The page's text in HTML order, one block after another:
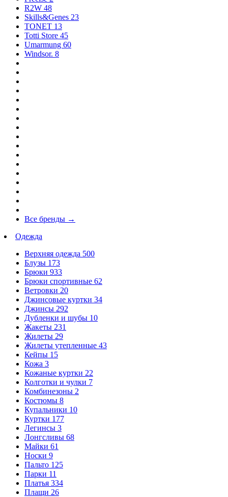
R2W 48
Skills&Genes 23
TONET 13
Totti Store 45
Umarmung 60
Windsor. 8
Все бренды →
Одежда
Верхняя одежда 500
Блузы 173
Брюки 933
Брюки спортивные 62
Ветровки 20
Джинсовые куртки 34
Джинсы 292
Дубленки и шубы 10
Жакеты 231
Жилеты 29
Жилеты утепленные 43
Кейпы 15
Кожа 3
Кожаные куртки 22
Колготки и чулки 7
Комбинезоны 2
Костюмы 8
Купальники 10
Куртки 177
Легинсы 3
Лонгсливы 68
Майки 61
Носки 9
Пальто 125
Парки 11
Платья 334
Плащи 26